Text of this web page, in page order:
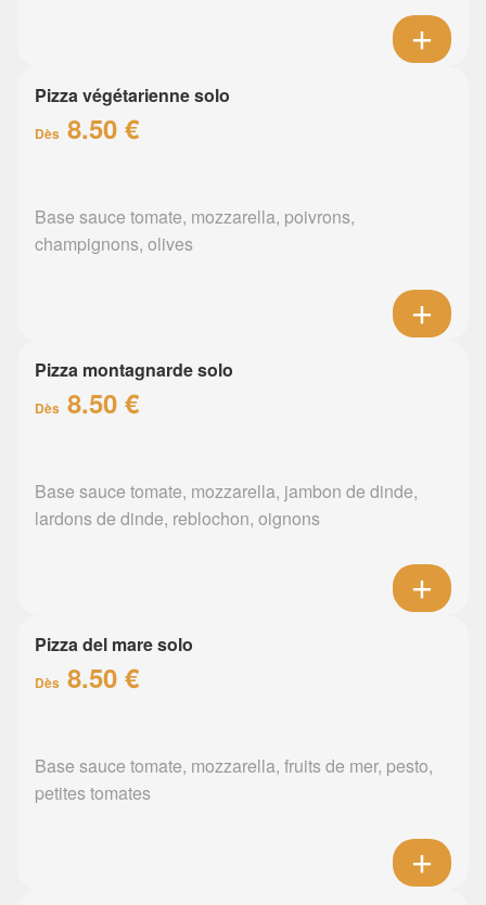
Pizza végétarienne solo
Dès 8.50 €
Base sauce tomate, mozzarella, poivrons,
champignons, olives
Pizza montagnarde solo
Dès 8.50 €
Base sauce tomate, mozzarella, jambon de dinde,
lardons de dinde, reblochon, oignons
Pizza del mare solo
Dès 8.50 €
Base sauce tomate, mozzarella, fruits de mer, pesto,
petites tomates